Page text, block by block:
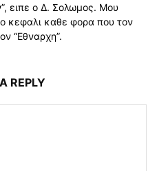
ειπε ο Δ. Σολωμος. Μου
κεφαλι καθε φορα που τον
“Εθναρχη”.
REPLY